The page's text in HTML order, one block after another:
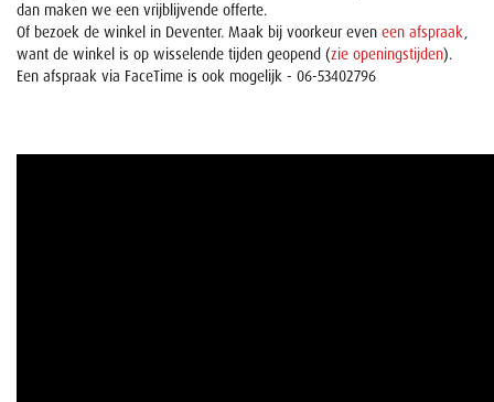
dan maken we een vrijblijvende offerte.
Of bezoek de winkel in Deventer. Maak bij voorkeur even een afspraak,
want de winkel is op wisselende tijden geopend (zie openingstijden).
Een afspraak via FaceTime is ook mogelijk - 06-53402796